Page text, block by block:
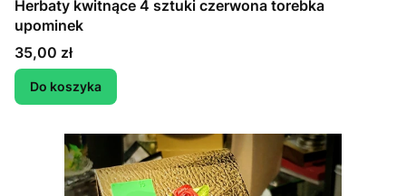
Herbaty kwitnące 4 sztuki czerwona torebka
upominek
Cena
35,00 zł
Do koszyka